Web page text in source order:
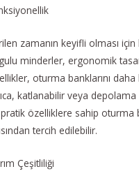
zamanın keyifli olması
minderler, ergonomik
oturma banklarını
katlanabilir veya depolama
özelliklere sahip oturma
tercih edilebilir.
Çeşitliliği